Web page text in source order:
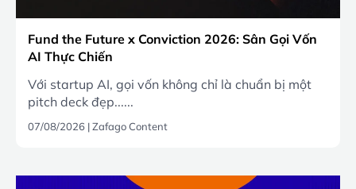
Fund the Future x Conviction 2026: Sân Gọi Vốn
AI Thực Chiến
Với startup AI, gọi vốn không chỉ là chuẩn bị một
pitch deck đẹp......
07/08/2026 |Zafago Content